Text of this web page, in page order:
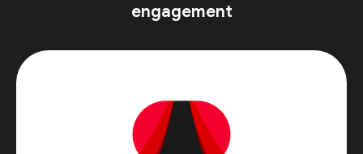
engagement